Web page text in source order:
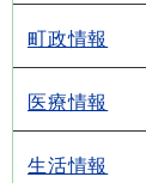
町政情報
医療情報
生活情報